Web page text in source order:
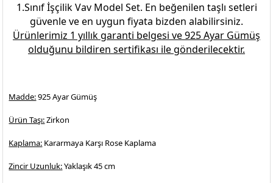
1.Sınıf İşçilikVav Model Set. En beğenilen taşlı setleri
güvenle ve en uygun fiyata bizden alabilirsiniz.
Ürünlerimiz 1 yıllık garanti belgesi ve925 Ayar Gümüş
olduğunu bildiren sertifikası ile gönderilecektir.
Madde:925 Ayar Gümüş
Ürün Taşı:Zirkon
Kaplama: Kararmaya Karşı Rose Kaplama
Zincir Uzunluk:Yaklaşık 45 cm